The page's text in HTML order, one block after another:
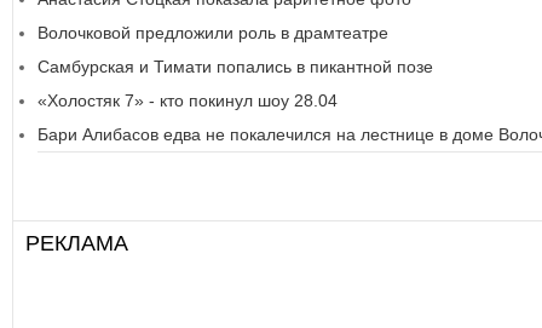
Волочковой предложили роль в драмтеатре
Самбурская и Тимати попались в пикантной позе
«Холостяк 7» - кто покинул шоу 28.04
Бари Алибасов едва не покалечился на лестнице в доме
РЕКЛАМА